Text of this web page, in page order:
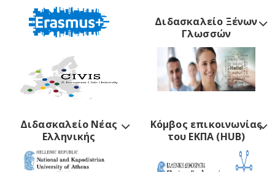
Διδασκαλείο Ξένων
Γλωσσών
Διδασκαλείο Νέας
Ελληνικής
Κόμβος επικοινωνίας
του ΕΚΠΑ (HUB)